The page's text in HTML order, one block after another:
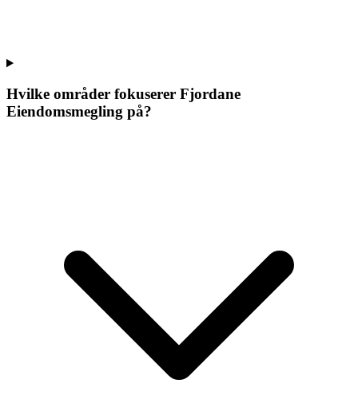
Hvilke områder fokuserer Fjordane
Eiendomsmegling på?